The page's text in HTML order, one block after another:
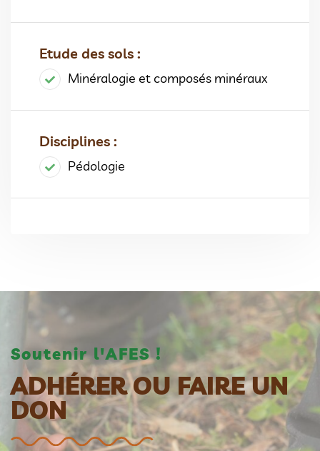
Etude des sols :
Minéralogie et composés minéraux
Disciplines :
Pédologie
Soutenir l'AFES !
ADHÉRER OU FAIRE UN
DON